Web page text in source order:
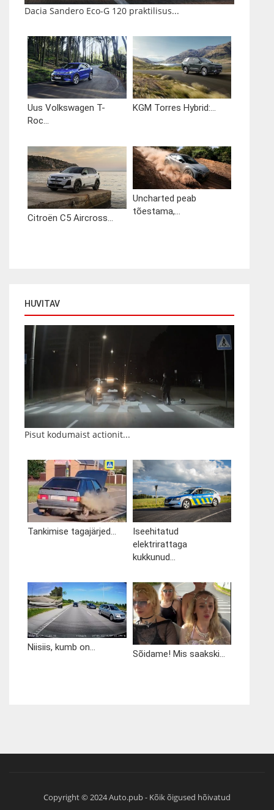
Dacia Sandero Eco-G 120 praktilisus...
Uus Volkswagen T-
Roc...
KGM Torres Hybrid:...
Citroën C5 Aircross...
Uncharted peab
tõestama,...
HUVITAV
Pisut kodumaist actionit...
Tankimise tagajärjed...
Iseehitatud
elektrirattaga
kukkunud...
Niisiis, kumb on...
Sõidame! Mis saakski...
Copyright © 2024 Auto.pub - Kõik õigused hõivatud